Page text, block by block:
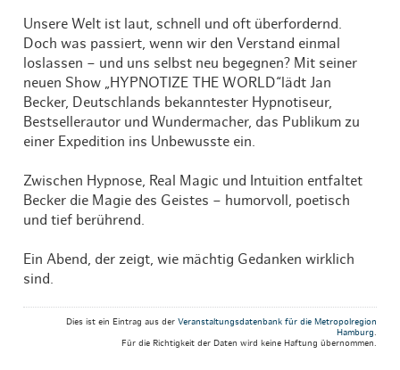
Unsere Welt ist laut, schnell und oft überfordernd.
Doch was passiert, wenn wir den Verstand einmal
loslassen – und uns selbst neu begegnen? Mit seiner
neuen Show „HYPNOTIZE THE WORLD“lädt Jan
Becker, Deutschlands bekanntester Hypnotiseur,
Bestsellerautor und Wundermacher, das Publikum zu
einer Expedition ins Unbewusste ein.
Zwischen Hypnose, Real Magic und Intuition entfaltet
Becker die Magie des Geistes – humorvoll, poetisch
und tief berührend.
Ein Abend, der zeigt, wie mächtig Gedanken wirklich
sind.
Dies ist ein Eintrag aus der Veranstaltungsdatenbank für die Metropolregion
Hamburg.
Für die Richtigkeit der Daten wird keine Haftung übernommen.